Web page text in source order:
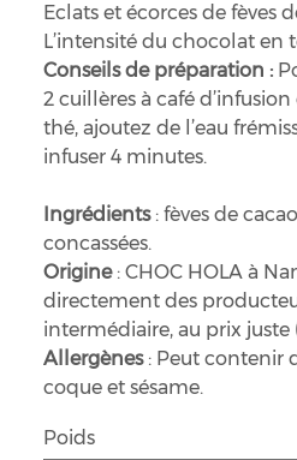
Eclats et écorces de fèves
L’intensité du chocolat en
Conseils de préparation :
2 cuillères à café
thé, ajoutez de l’eau
infuser 4 minutes.
Ingrédients : fèves de
concassées.
Origine: CHOC HOLA à
directement des
intermédiaire, au prix juste
Allergènes: Peut contenir
coque et sésame.
Poids